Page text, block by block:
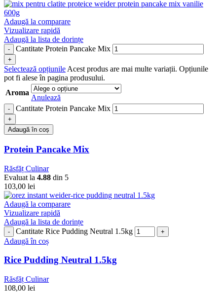
Adaugă la comparare
Vizualizare rapidă
Adaugă la lista de dorințe
Cantitate Protein Pancake Mix
Selectează opțiunile Acest produs are mai multe variații. Opțiunile
pot fi alese în pagina produsului.
Aroma
Anulează
Cantitate Protein Pancake Mix
Adaugă în coș
Protein Pancake Mix
Răsfăț Culinar
Evaluat la 4.88 din 5
103,00 lei
Adaugă la comparare
Vizualizare rapidă
Adaugă la lista de dorințe
Cantitate Rice Pudding Neutral 1.5kg
Adaugă în coș
Rice Pudding Neutral 1.5kg
Răsfăț Culinar
108,00 lei